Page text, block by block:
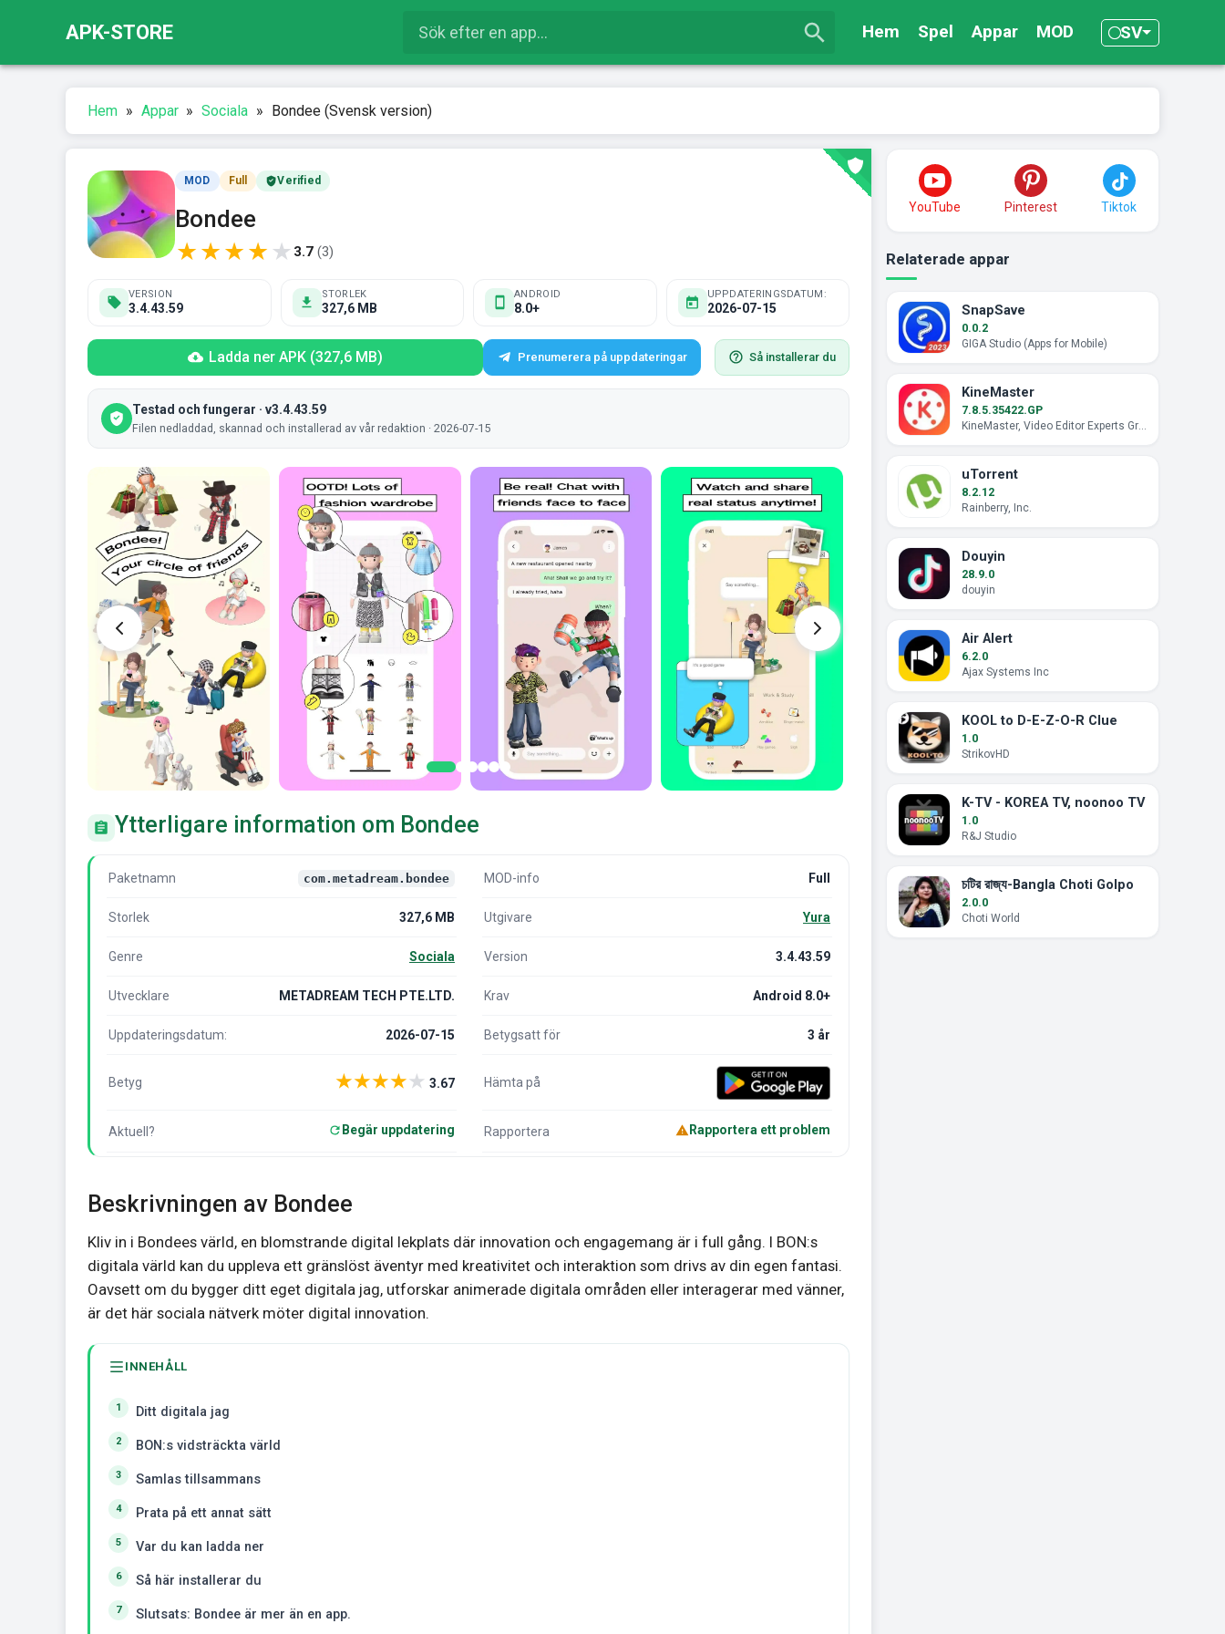
APK-STORE Hem Spel Appar MOD SV
Hem » Appar » Sociala » Bondee (Svensk version)
MOD Full Verified
Bondee
★★★★ ★ 3.7 (3)
VERSION
3.4.43.59
STORLEK
327,6 MB
ANDROID
8.0+
UPPDATERINGSDATUM:
2026-07-15
Ladda ner APK (327,6 MB) Prenumerera på uppdateringar Så installerar du
Testad och fungerar · v3.4.43.59
Filen nedladdad, skannad och installerad av vår redaktion · 2026-07-15
Ytterligare information om Bondee
Paketnamn com.metadream.bondee MOD-info Full
Storlek 327,6 MB Utgivare Yura
Genre Sociala Version 3.4.43.59
Utvecklare METADREAM TECH PTE.LTD. Krav Android 8.0+
Uppdateringsdatum: 2026-07-15 Betygsatt för 3 år
Betyg ★★★★★ 3.67 Hämta på
Aktuell? Begär uppdatering Rapportera Rapportera ett problem
Beskrivningen av Bondee
Kliv in i Bondees värld, en blomstrande digital lekplats där innovation och engagemang är i full gång. I BON:s
digitala värld kan du uppleva ett gränslöst äventyr med kreativitet och interaktion som drivs av din egen fantasi.
Oavsett om du bygger ditt eget digitala jag, utforskar animerade digitala områden eller interagerar med vänner,
är det här sociala nätverk möter digital innovation.
INNEHÅLL
Ditt digitala jag
BON:s vidsträckta värld
Samlas tillsammans
Prata på ett annat sätt
Var du kan ladda ner
Så här installerar du
Slutsats: Bondee är mer än en app.
YouTube Pinterest Tiktok
Relaterade appar
SnapSave
0.0.2
GIGA Studio (Apps for Mobile)
KineMaster
7.8.5.35422.GP
KineMaster, Video Editor Experts Group
uTorrent
8.2.12
Rainberry, Inc.
Douyin
28.9.0
douyin
Air Alert
6.2.0
Ajax Systems Inc
KOOL to D-E-Z-O-R Clue
1.0
StrikovHD
K-TV - KOREA TV, noonoo TV
1.0
R&J Studio
চটির রাজ্য-Bangla Choti Golpo
2.0.0
Choti World